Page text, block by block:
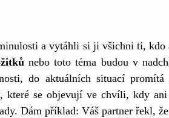
a vytáhli si ji všichni ti, kdo
nebo toto téma budou v
do aktuálních situací
, které se objevují ve chvíli, kdy
Dám příklad: Váš partner řekl,